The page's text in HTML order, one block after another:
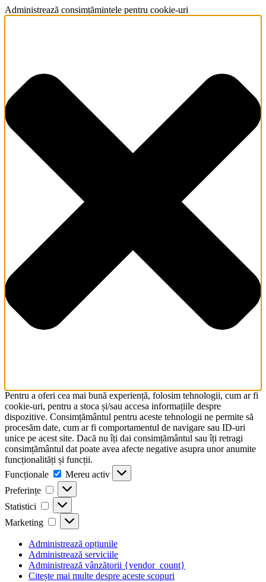
Administrează consimțămintele pentru cookie-uri
Pentru a oferi cea mai bună experiență, folosim tehnologii, cum ar fi
cookie-uri, pentru a stoca și/sau accesa informațiile despre
dispozitive. Consimțământul pentru aceste tehnologii ne permite să
procesăm date, cum ar fi comportamentul de navigare sau ID-uri
unice pe acest site. Dacă nu îți dai consimțământul sau îți retragi
consimțământul dat poate avea afecte negative asupra unor anumite
funcționalități și funcții.
Funcționale
Funcționale
Mereu activ
Preferințe
Preferințe
Statistici Statistici
Marketing Marketing
Administrează opțiunile
Administrează serviciile
Administrează vânzătorii {vendor_count}
Citește mai multe despre aceste scopuri